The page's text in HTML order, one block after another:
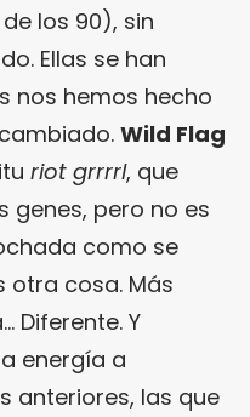
los 90), sin
Ellas se han
nos hemos hecho
Wild Flag
riot grrrrl, que
genes, pero no es
como se
otra cosa. Más
Diferente. Y
energía a
anteriores, las que